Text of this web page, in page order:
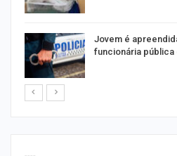
Jovem é
funcionária pública